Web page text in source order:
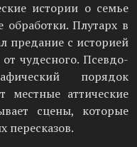
истории о семье
обработки. Плутарх в
предание с историей
чудесного. Псевдо-
порядок
местные аттические
сцены, которые
пересказов.